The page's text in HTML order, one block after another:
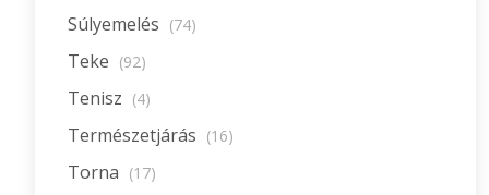
Súlyemelés (74)
Teke (92)
Tenisz (4)
Természetjárás (16)
Torna (17)